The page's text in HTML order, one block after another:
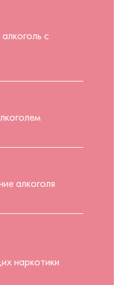
с
алкоголя
наркотики